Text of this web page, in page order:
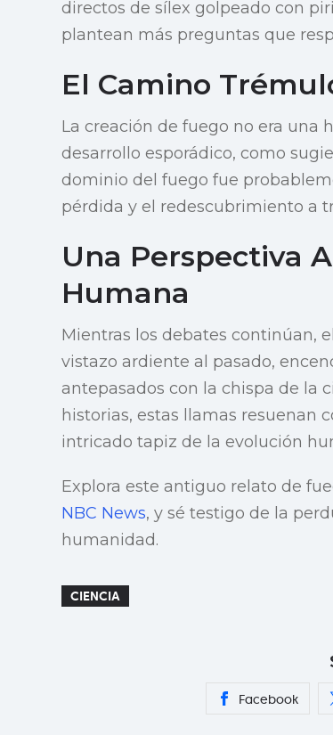
directos de sílex golpeado con
plantean más preguntas que
El Camino
La creación de fuego no era una
desarrollo esporádico, como
dominio del fuego fue
pérdida y el redescubrimiento a
Una Perspectiva
Humana
Mientras los debates continúan,
vistazo ardiente al pasado,
antepasados con la chispa de la
historias, estas llamas resuenan
intricado tapiz de la evolución
Explora este antiguo relato de
NBC News, y sé testigo de la
humanidad.
CIENCIA
Facebook